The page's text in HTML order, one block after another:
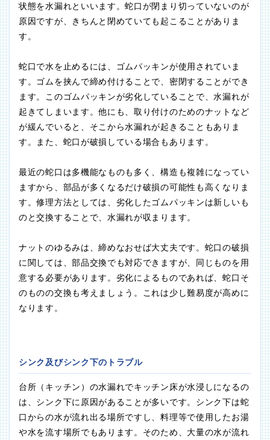
状態を水漏れといいます。蛇口が閉まり切っていないのが
原因ですが、きちんと閉めていても起こることがありま
す。
蛇口で水を止めるには、ゴムパッキンが使用されていま
す。ゴムを挟んで締め付けることで、密閉することができ
ます。このゴムパッキンが劣化していることで、水漏れが
起きてしまいます。他にも、取り付けのためのナットなど
が緩んでいると、そこから水漏れが起きることもありま
す。また、蛇口が破損している場合もあります。
最近の蛇口は多機能なものも多く、構造も複雑になってい
ますから、部品が多くなるだけ破損の可能性も高くなりま
す。修理方法としては、劣化したゴムパッキンは新しいも
のと交換することで、水漏れが収まります。
ナットのゆるみは、締めなおせば大丈夫です。蛇口の破損
に関しては、部品交換でも対応できますが、同じものを用
意する必要があります。劣化によるものであれば、蛇口そ
のものの交換も考えましょう。これは少し難易度が高めに
なります。
シンク及びシンク下のトラブル
台所（キッチン）の水漏れでキッチン床が水浸しになるの
は、シンク下に原因があることが多いです。シンク下は蛇
口からの水が流れ出る場所ですし、料理等で使用したお湯
や水を流す場所でもあります。そのため、大量の水が流れ